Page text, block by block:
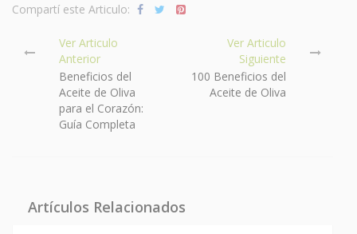
Compartí este Articulo:
Ver Articulo
Anterior
Beneficios del
Aceite de Oliva
para el Corazón:
Guía Completa
Ver Articulo
Siguiente
100 Beneficios del
Aceite de Oliva
Artículos Relacionados